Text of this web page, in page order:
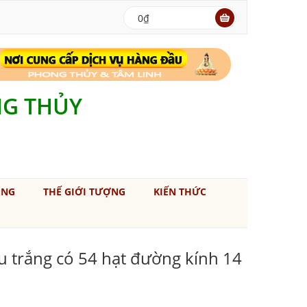
0₫
THỦY
THẾ GIỚI TƯỢNG
KIẾN THỨC
trắng có 54 hạt đường kính 14